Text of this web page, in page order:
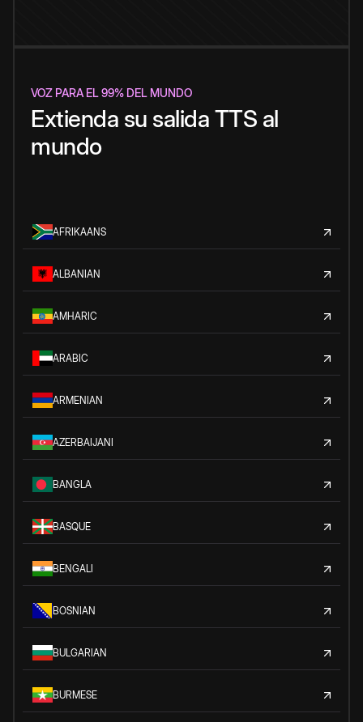
VOZ PARA EL 99% DEL MUNDO
Extienda su salida TTS al
mundo
AFRIKAANS
ALBANIAN
AMHARIC
ARABIC
ARMENIAN
AZERBAIJANI
BANGLA
BASQUE
BENGALI
BOSNIAN
BULGARIAN
BURMESE